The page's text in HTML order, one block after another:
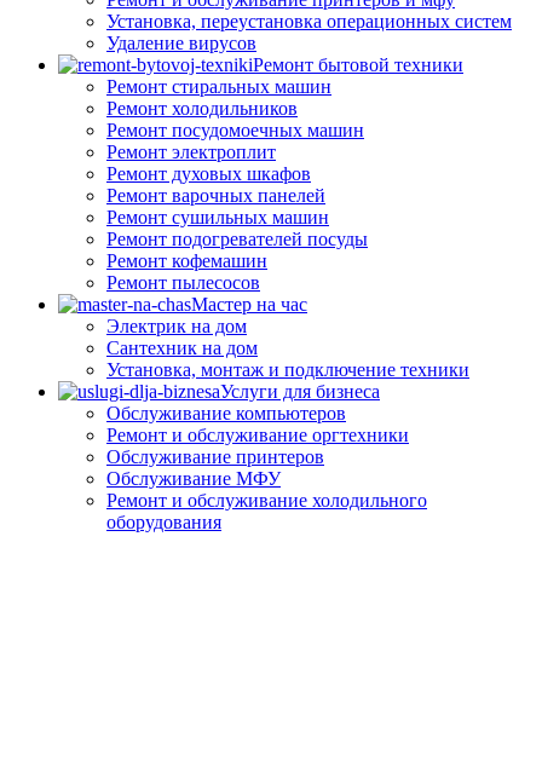
Установка, переустановка операционных систем
Удаление вирусов
Ремонт бытовой техники
Ремонт стиральных машин
Ремонт холодильников
Ремонт посудомоечных машин
Ремонт электроплит
Ремонт духовых шкафов
Ремонт варочных панелей
Ремонт сушильных машин
Ремонт подогревателей посуды
Ремонт кофемашин
Ремонт пылесосов
Мастер на час
Электрик на дом
Сантехник на дом
Установка, монтаж и подключение техники
Услуги для бизнеса
Обслуживание компьютеров
Ремонт и обслуживание оргтехники
Обслуживание принтеров
Обслуживание МФУ
Ремонт и обслуживание холодильного
оборудования